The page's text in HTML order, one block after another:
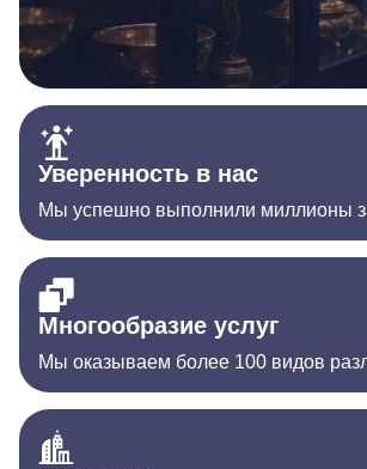
Уверенность в нас
Мы успешно выполнили миллионы
Многообразие услуг
Мы оказываем более 100 видов